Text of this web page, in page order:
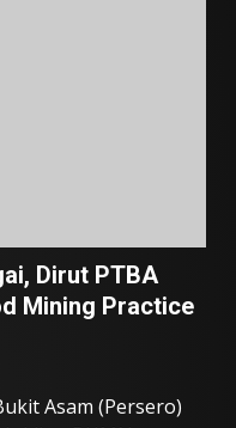
Dirut PTBA
Mining Practice
Asam (Persero)